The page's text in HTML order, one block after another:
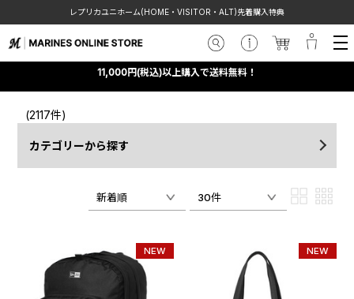
レプリカユニホーム(HOME・VISITOR・ALT)先着購入特典
11,000円(税込)以上購入で送料無料！
(2117件)
カテゴリーから探す
新着順 30件
NEW NEW